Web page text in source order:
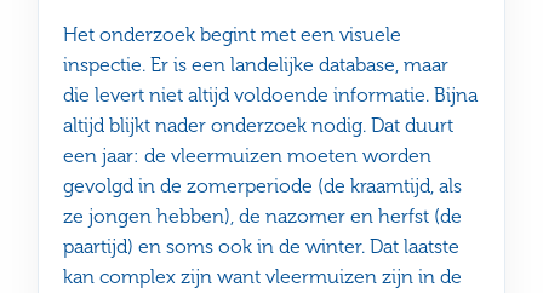
Het onderzoek begint met een visuele
inspectie. Er is een landelijke database, maar
die levert niet altijd voldoende informatie. Bijna
altijd blijkt nader onderzoek nodig. Dat duurt
een jaar: de vleermuizen moeten worden
gevolgd in de zomerperiode (de kraamtijd, als
ze jongen hebben), de nazomer en herfst (de
paartijd) en soms ook in de winter. Dat laatste
kan complex zijn want vleermuizen zijn in de